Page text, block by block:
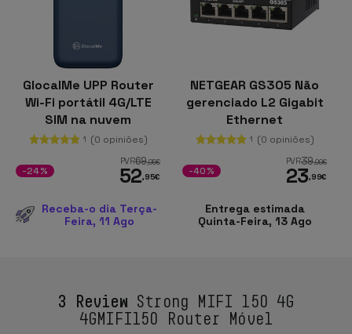
GlocalMe UPP Router
Wi-Fi portátil 4G/LTE
SIM na nuvem
1 (0 opiniões)
PVR69,95€
52,95€
-24%
Receba-o dia Terça-
Feira, 11 Ago
NETGEAR GS305 Não
gerenciado L2 Gigabit
Ethernet
(10/100/1000) Preto
1 (0 opiniões)
PVR39,99€
23,99€
-40%
Entrega estimada
Quinta-Feira, 13 Ago
3 ReviewStrong MIFI 150 4G
4GMIFI150 Router Móvel